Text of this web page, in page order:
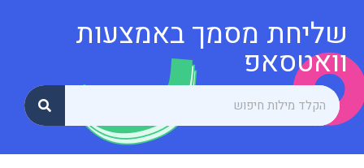
שליחת מסמך באמצעות
וואטסאפ